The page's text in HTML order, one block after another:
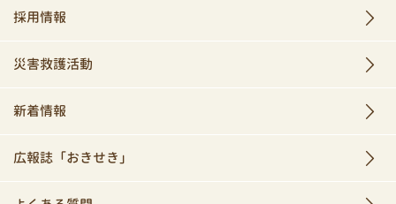
採用情報
災害救護活動
新着情報
広報誌「おきせき」